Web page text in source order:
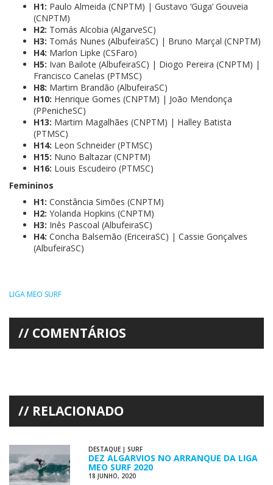
H1: Paulo Almeida (CNPTM) | Gustavo ‘Guga’ Gouveia
(CNPTM)
H2: Tomás Alcobia (AlgarveSC)
H3: Tomás Nunes (AlbufeiraSC) | Bruno Marçal (CNPTM)
H4: Marlon Lipke (CSFaro)
H5: Ivan Bailote (AlbufeiraSC) | Diogo Pereira (CNPTM) |
Francisco Canelas (PTMSC)
H8: Martim Brandão (AlbufeiraSC)
H10: Henrique Gomes (CNPTM) | João Mendonça
(PPenicheSC)
H13: Martim Magalhães (CNPTM) | Halley Batista
(PTMSC)
H14: Leon Schneider (PTMSC)
H15: Nuno Baltazar (CNPTM)
H16: Louis Escudeiro (PTMSC)
Femininos
H1: Constância Simões (CNPTM)
H2: Yolanda Hopkins (CNPTM)
H3: Inês Pascoal (AlbufeiraSC)
H4: Concha Balsemão (EriceiraSC) | Cassie Gonçalves
(AlbufeiraSC)
LIGA MEO SURF
COMENTÁRIOS
RELACIONADO
DESTAQUE | SURF
DEZ ALGARVIOS NO ARRANQUE DA LIGA
MEO SURF 2020
18 JUNHO, 2020